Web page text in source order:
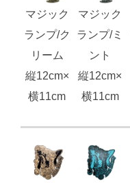
マジック
ランプ/ク
リーム
縦12cm×
横11cm
マジック
ランプ/ミ
ント
縦12cm×
横11cm